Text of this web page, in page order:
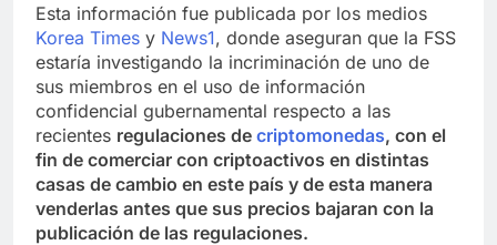
Esta información fue publicada por los medios
Korea Times y News1, donde aseguran que la FSS
estaría investigando la incriminación de uno de
sus miembros en el uso de información
confidencial gubernamental respecto a las
recientes regulaciones de criptomonedas, con el
fin de comerciar con criptoactivos en distintas
casas de cambio en este país y de esta manera
venderlas antes que sus precios bajaran con la
publicación de las regulaciones.